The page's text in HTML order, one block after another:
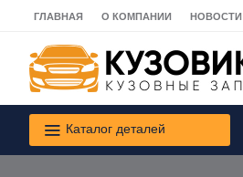
ГЛАВНАЯ О КОМПАНИИ НОВОСТИ
Каталог деталей